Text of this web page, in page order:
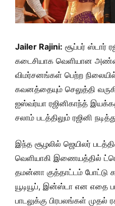
Jailer Rajini: சூப்பர் ஸ்டார்
கடைசியாக வெளியான
விமர்சனங்கள் பெற்ற
கவனத்தையும் செலுத்தி
ஐஸ்வர்யா ரஜினிகாந்த்
சலாம் படத்திலும் ரஜினி
இந்த சூழலில் ஜெயிலர்
வெளியாகி இணையத்தில்
தமன்னா குத்தாட்டம் போட்டு
யூடியூப், இன்ஸ்டா என எதை
பாடலுக்கு பிரபலங்கள் முதல்